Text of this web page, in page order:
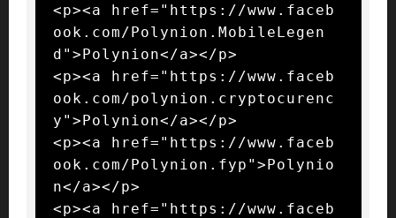
<p><a href="https://www.faceb
ook.com/Polynion.MobileLegen
d">Polynion</a></p>
<p><a href="https://www.faceb
ook.com/polynion.cryptocurenc
y">Polynion</a></p>
<p><a href="https://www.faceb
ook.com/Polynion.fyp">Polynio
n</a></p>
<p><a href="https://www.faceb